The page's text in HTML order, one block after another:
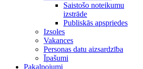
Saistošo noteikumu
izstrāde
Publiskās apspriedes
Izsoles
Vakances
Personas datu aizsardzība
Īpašumi
Pakalpojumi